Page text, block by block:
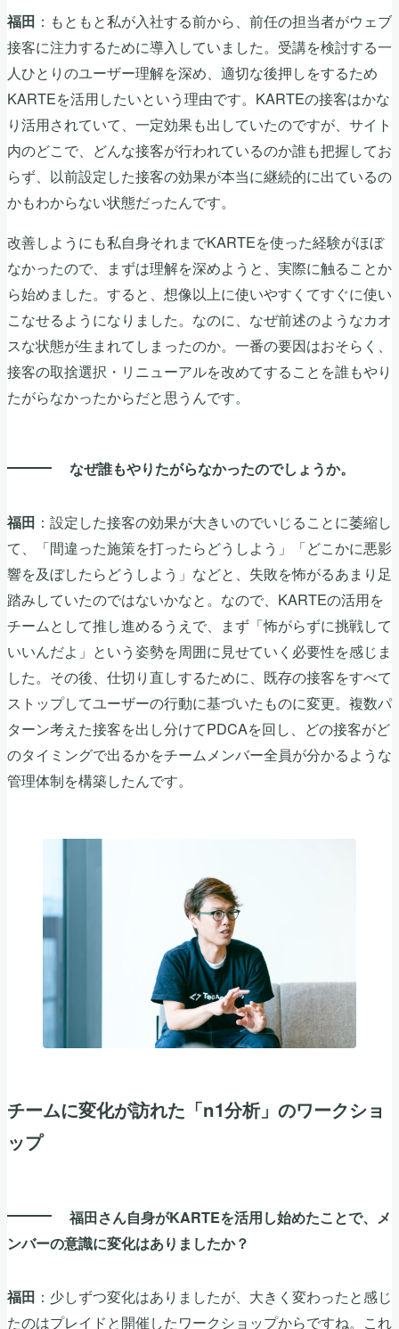
福田 ：もともと私が入社する前から、前任の担当者がウェブ
接客に注力するために導入していました。受講を検討する一
人ひとりのユーザー理解を深め、適切な後押しをするため
KARTEを活用したいという理由です。KARTEの接客はかな
り活用されていて、一定効果も出していたのですが、サイト
内のどこで、どんな接客が行われているのか誰も把握してお
らず、以前設定した接客の効果が本当に継続的に出ているの
かもわからない状態だったんです。
改善しようにも私自身それまでKARTEを使った経験がほぼ
なかったので、まずは理解を深めようと、実際に触ることか
ら始めました。すると、想像以上に使いやすくてすぐに使い
こなせるようになりました。なのに、なぜ前述のようなカオ
スな状態が生まれてしまったのか。一番の要因はおそらく、
接客の取捨選択・リニューアルを改めてすることを誰もやり
たがらなかったからだと思うんです。
なぜ誰もやりたがらなかったのでしょうか。
福田 ：設定した接客の効果が大きいのでいじることに萎縮し
て、「間違った施策を打ったらどうしよう」「どこかに悪影
響を及ぼしたらどうしよう」などと、失敗を怖がるあまり足
踏みしていたのではないかなと。なので、KARTEの活用を
チームとして推し進めるうえで、まず「怖がらずに挑戦して
いいんだよ」という姿勢を周囲に見せていく必要性を感じま
した。その後、仕切り直しするために、既存の接客をすべて
ストップしてユーザーの行動に基づいたものに変更。複数パ
ターン考えた接客を出し分けてPDCAを回し、どの接客がど
のタイミングで出るかをチームメンバー全員が分かるような
管理体制を構築したんです。
チームに変化が訪れた「n1分析」のワークショ
ップ
福田さん自身がKARTEを活用し始めたことで、メ
ンバーの意識に変化はありましたか？
福田 ：少しずつ変化はありましたが、大きく変わったと感じ
たのはプレイドと開催したワークショップからですね。これ